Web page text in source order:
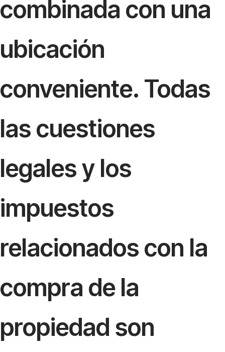
combinada con una
ubicación
conveniente. Todas
las cuestiones
legales y los
impuestos
relacionados con la
compra de la
propiedad son